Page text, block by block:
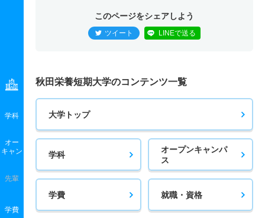
学科
オー
キャン
先輩
学費
このページをシェアしよう
ツイート LINEで送る
秋田栄養短期大学のコンテンツ一覧
大学トップ
学科
オープンキャンパ
ス
学費 就職・資格